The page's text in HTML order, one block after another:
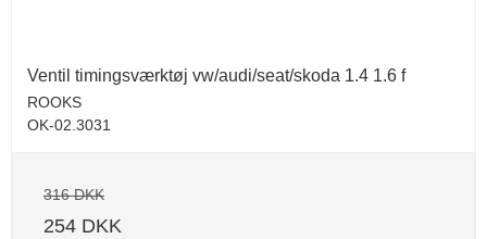
Ventil timingsværktøj vw/audi/seat/skoda 1.4 1.6 f
ROOKS
OK-02.3031
316 DKK
254 DKK